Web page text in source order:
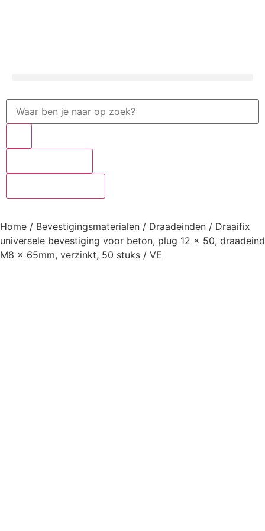
Home / Bevestigingsmaterialen / Draadeinden / Draaifix
universele bevestiging voor beton, plug 12 x 50, draadeind
M8 x 65mm, verzinkt, 50 stuks / VE